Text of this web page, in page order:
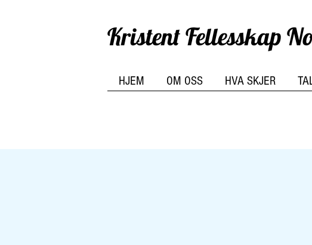
Kristent Fellesskap
HJEM OM OSS HVA SKJER